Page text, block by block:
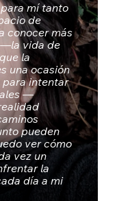
mí tanto
de
conocer más
—la vida de
la
una ocasión
para intentar
—
pueden
ver cómo
vez un
la
día a mi